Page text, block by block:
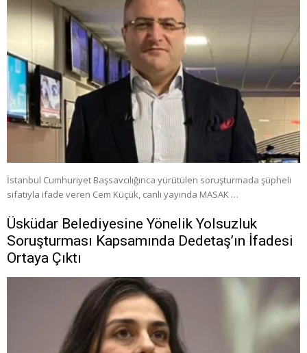
İstanbul Cumhuriyet Başsavcılığınca yürütülen soruşturmada şüpheli
sıfatıyla ifade veren Cem Küçük, canlı yayında MASAK …
Üsküdar Belediyesine Yönelik Yolsuzluk
Soruşturması Kapsamında Dedetaş’ın İfadesi
Ortaya Çıktı